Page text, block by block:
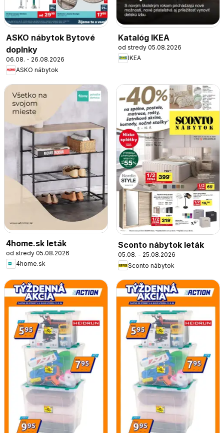
ASKO nábytok Bytové
doplnky
06.08. - 26.08.2026
ASKO nábytok
Katalóg IKEA
od stredy 05.08.2026
IKEA
4home.sk leták
od stredy 05.08.2026
4home.sk
Sconto nábytok leták
05.08. - 25.08.2026
Sconto nábytok